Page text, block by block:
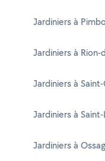
Jardiniers à
Jardiniers à Rion-
Jardiniers à
Jardiniers à
Jardiniers à